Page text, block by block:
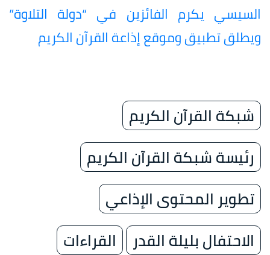
السيسي يكرم الفائزين في “دولة التلاوة”
ويطلق تطبيق وموقع إذاعة القرآن الكريم
شبكة القرآن الكريم
رئيسة شبكة القرآن الكريم
تطوير المحتوى الإذاعي
الاحتفال بليلة القدر
القراءات